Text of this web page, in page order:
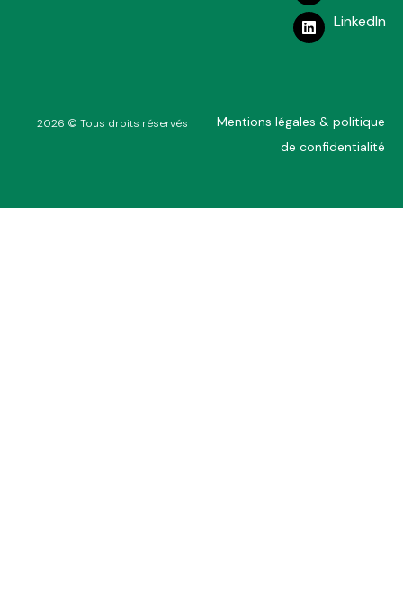
LinkedIn
2026 © Tous droits réservés
Mentions légales & politique
de confidentialité